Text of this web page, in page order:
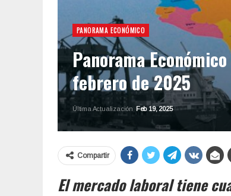
PANORAMA ECONÓMICO
Panorama
febrero de 2025
Última Actualización Feb 19, 2025
Compartir
El mercado laboral tiene